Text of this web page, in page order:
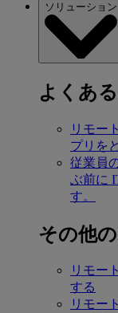
ソリューション
よくあ
リモー
プリを
従業員
ぶ前に
す。
その他
リモー
する
リモー